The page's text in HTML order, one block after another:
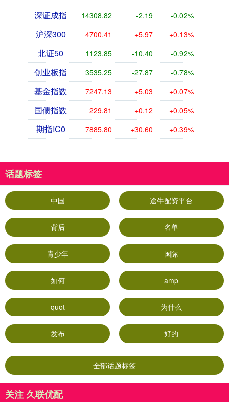
深证成指 14308.82 -2.19 -0.02%
沪深300 4700.41 +5.97 +0.13%
北证50 1123.85 -10.40 -0.92%
创业板指 3535.25 -27.87 -0.78%
基金指数 7247.13 +5.03 +0.07%
国债指数 229.81 +0.12 +0.05%
期指IC0 7885.80 +30.60 +0.39%
话题标签
中国 途牛配资平台
背后 名单
青少年 国际
如何 amp
quot 为什么
发布 好的
全部话题标签
关注 久联优配